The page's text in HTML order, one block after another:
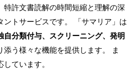
特許文書読解の時間短縮と理解の深
ントサービスです。 「サマリア」は
自分類付与、スクリーニング、発明
添う様々な機能を提供します。 ま
ています。